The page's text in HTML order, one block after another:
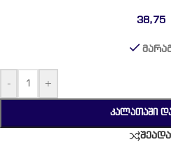
38,75
- +
ᲙᲐᲚᲐᲗᲐᲨᲘ